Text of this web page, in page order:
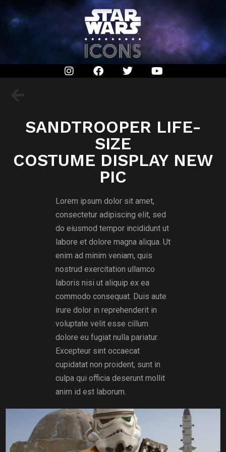
SANDTROOPER LIFE-
SIZE
COSTUME DISPLAY NEW
PIC
Lorem ipsum dolor sit amet,
consectetur adipiscing elit, sed
do eiusmod tempor incididunt ut
labore et dolore magna aliqua. Ut
enim ad minim veniam, quis
nostrud exercitation ullamco
laboris nisi ut aliquip ex ea
commodo consequat. Duis aute
irure dolor in reprehenderit in
voluptate velit esse cillum
dolore eu fugiat nulla pariatur.
Excepteur sint occaecat
cupidatat non proident, sunt in
culpa qui officia deserunt mollit
anim id est laborum.